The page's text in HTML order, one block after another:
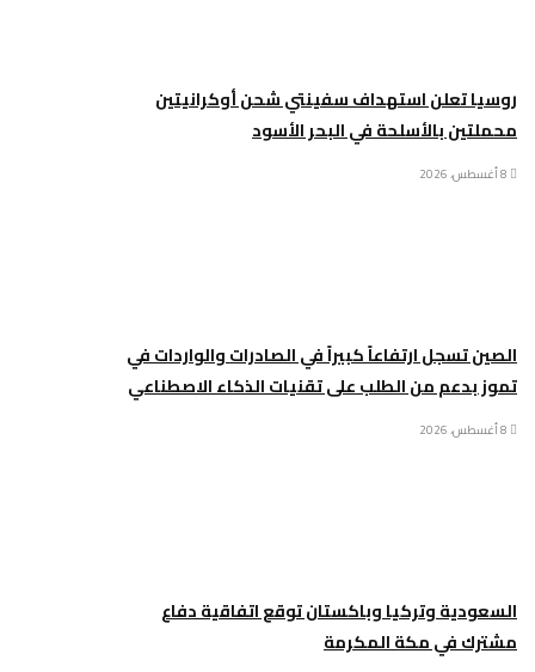
روسيا تعلن استهداف سفينتي شحن أوكرانيتين
محملتين بالأسلحة في البحر الأسود
الصين تسجل ارتفاعاً كبيراً في الصادرات والواردات في
تموز بدعم من الطلب على تقنيات الذكاء الاصطناعي
السعودية وتركيا وباكستان توقع اتفاقية دفاع
مشترك في مكة المكرمة